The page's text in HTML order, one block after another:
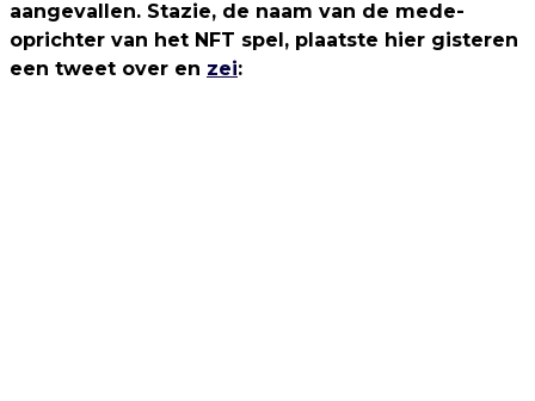
aangevallen. Stazie, de naam van de mede-
oprichter van het NFT spel, plaatste hier gisteren
een tweet over en zei: